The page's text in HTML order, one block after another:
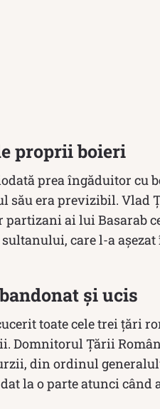
proprii boieri
prea îngăduitor cu
său era previzibil. Vlad
ai lui Basarab
care l-a
și ucis
toate cele trei țări
Domnitorul Țării
din ordinul
la o parte atunci